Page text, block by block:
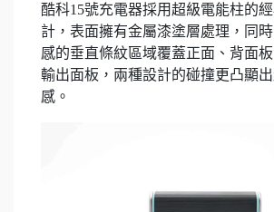
酷科15號充電器採用超級電能柱的
計，表面擁有金屬漆塗層處理，同
感的垂直條紋區域覆蓋正面、背面
輸出面板，兩種設計的碰撞更凸顯
感。